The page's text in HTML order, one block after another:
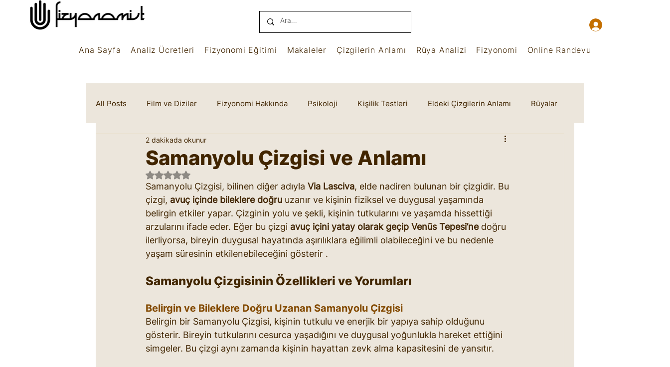
Ana Sayfa Analiz Ücretleri Fizyonomi Eğitimi Makaleler Çizgilerin Anlamı Rüya Analizi Fizyonomi Online Randevu
All Posts Film ve Diziler Fizyonomi Hakkında Psikoloji Kişilik Testleri Eldeki Çizgilerin Anlamı Rüyalar
Rüya Sembolleri Marifetname
Samanyolu Çizgisi ve Anlamı
2 dakikada okunur
5 üzerinden NaN yıldız
Samanyolu Çizgisi, bilinen diğer adıyla Via Lasciva, elde nadiren bulunan bir çizgidir. Bu
çizgi, avuç içinde bileklere doğru uzanır ve kişinin fiziksel ve duygusal yaşamında
belirgin etkiler yapar. Çizginin yolu ve şekli, kişinin tutkularını ve yaşamda hissettiği
arzularını ifade eder. Eğer bu çizgi avuç içini yatay olarak geçip Venüs Tepesi’ne doğru
ilerliyorsa, bireyin duygusal hayatında aşırılıklara eğilimli olabileceğini ve bu nedenle
yaşam süresinin etkilenebileceğini gösterir .
Samanyolu Çizgisinin Özellikleri ve Yorumları
Belirgin ve Bileklere Doğru Uzanan Samanyolu Çizgisi
Belirgin bir Samanyolu Çizgisi, kişinin tutkulu ve enerjik bir yapıya sahip olduğunu
gösterir. Bireyin tutkularını cesurca yaşadığını ve duygusal yoğunlukla hareket ettiğini
simgeler. Bu çizgi aynı zamanda kişinin hayattan zevk alma kapasitesini de yansıtır.